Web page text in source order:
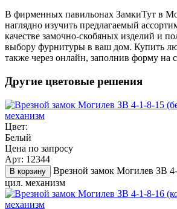
В фирменных павильонах ЗамкиТут в
наглядно изучить предлагаемый
качестве замочно-скобяных изделий и
выбору фурнитуры в ваш дом. Купить
также через онлайн, заполнив форму на
Другие цветовые решения
Цвет:
Белый
Цена по запросу
Арт: 12344
В корзину
Врезной замок Могилев ЗВ
цил. механизм